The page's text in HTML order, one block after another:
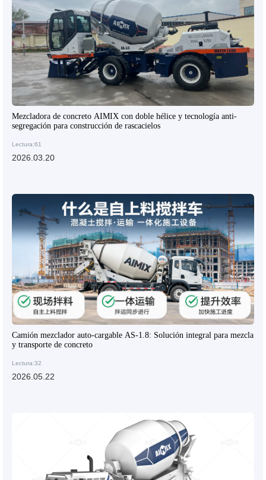
Mezcladora de concreto AIMIX con doble hélice y tecnología anti-
segregación para construcción de rascacielos
Lectura:61
2026.03.20
Camión mezclador auto-cargable AS-1.8: Solución integral para mezcla
y transporte de concreto
Lectura:32
2026.05.22